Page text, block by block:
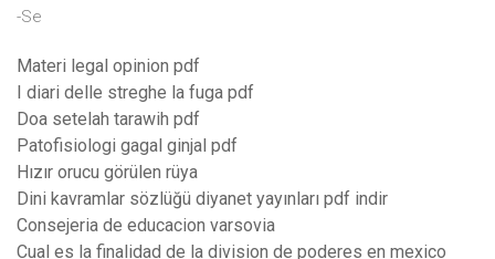
-Se
Materi legal opinion pdf
I diari delle streghe la fuga pdf
Doa setelah tarawih pdf
Patofisiologi gagal ginjal pdf
Hızır orucu görülen rüya
Dini kavramlar sözlüğü diyanet yayınları pdf indir
Consejeria de educacion varsovia
Cual es la finalidad de la division de poderes en mexico